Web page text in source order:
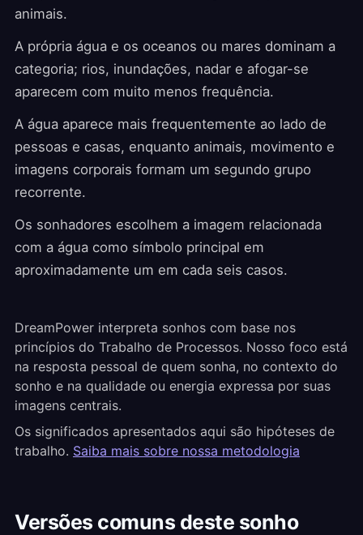
animais.
A própria água e os oceanos ou mares dominam a
categoria; rios, inundações, nadar e afogar-se
aparecem com muito menos frequência.
A água aparece mais frequentemente ao lado de
pessoas e casas, enquanto animais, movimento e
imagens corporais formam um segundo grupo
recorrente.
Os sonhadores escolhem a imagem relacionada
com a água como símbolo principal em
aproximadamente um em cada seis casos.
DreamPower interpreta sonhos com base nos
princípios do Trabalho de Processos. Nosso foco está
na resposta pessoal de quem sonha, no contexto do
sonho e na qualidade ou energia expressa por suas
imagens centrais.
Os significados apresentados aqui são hipóteses de
trabalho. Saiba mais sobre nossa metodologia
Versões comuns deste sonho